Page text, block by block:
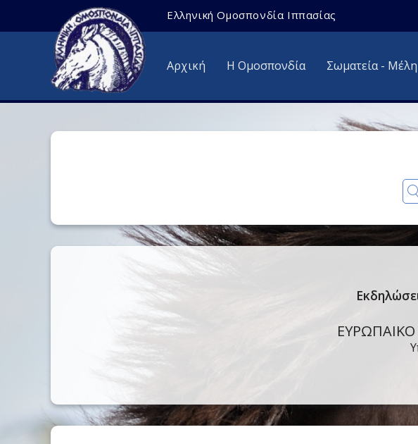
Ελληνική Ομοσπονδία Ιππασίας
Αρχική Η Ομοσπονδία Σωματεία - Μέλη